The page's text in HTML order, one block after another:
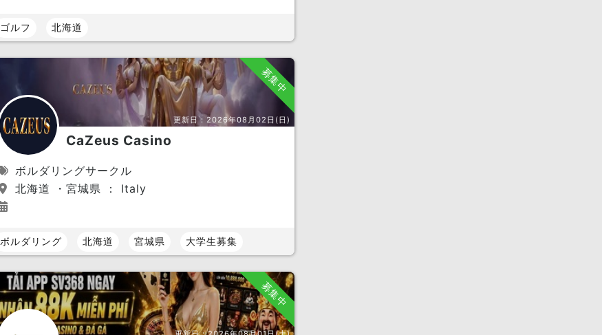
ゴルフ 北海道
募集中
更新日： 2026年08月02日(日)
CaZeus Casino
ボルダリングサークル
北海道 ・宮城県 ： Italy
ボルダリング 北海道 宮城県 大学生募集
募集中